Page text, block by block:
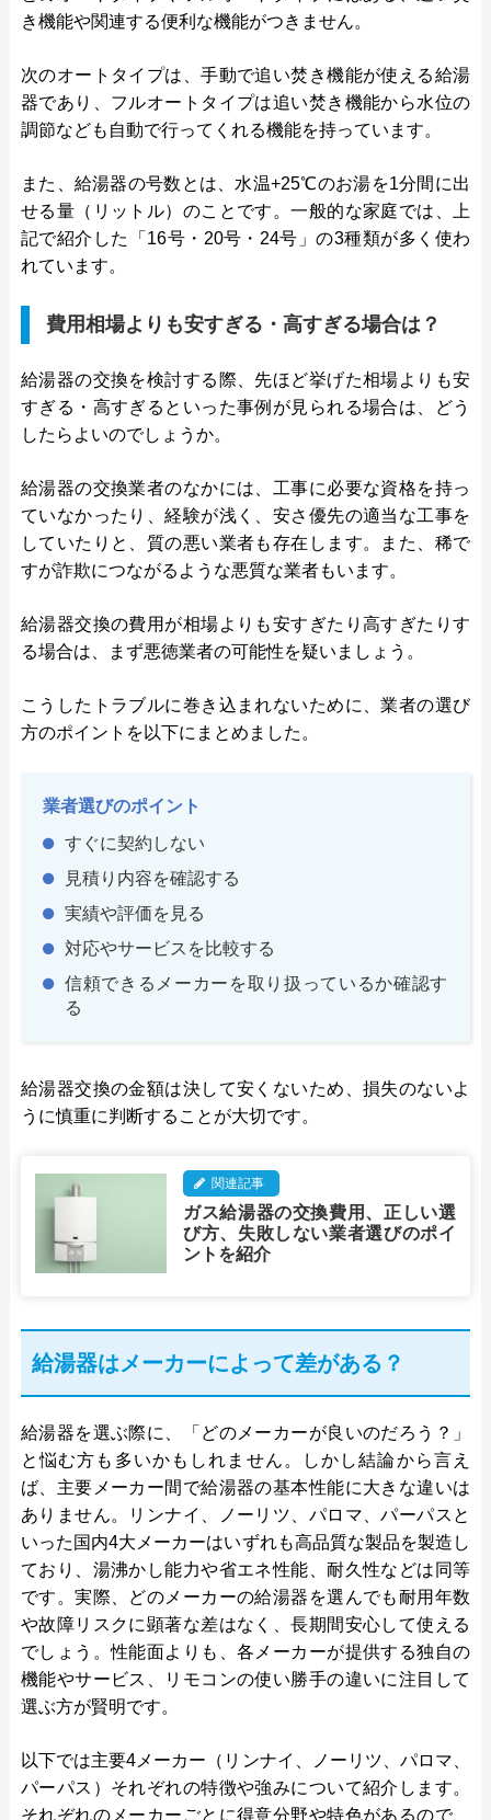
き機能や関連する便利な機能がつきません。
次のオートタイプは、手動で追い焚き機能が使える給湯
器であり、フルオートタイプは追い焚き機能から水位の
調節なども自動で行ってくれる機能を持っています。
また、給湯器の号数とは、水温+25℃のお湯を1分間に出
せる量（リットル）のことです。一般的な家庭では、上
記で紹介した「16号・20号・24号」の3種類が多く使わ
れています。
費用相場よりも安すぎる・高すぎる場合は？
給湯器の交換を検討する際、先ほど挙げた相場よりも安
すぎる・高すぎるといった事例が見られる場合は、どう
したらよいのでしょうか。
給湯器の交換業者のなかには、工事に必要な資格を持っ
ていなかったり、経験が浅く、安さ優先の適当な工事を
していたりと、質の悪い業者も存在します。また、稀で
すが詐欺につながるような悪質な業者もいます。
給湯器交換の費用が相場よりも安すぎたり高すぎたりす
る場合は、まず悪徳業者の可能性を疑いましょう。
こうしたトラブルに巻き込まれないために、業者の選び
方のポイントを以下にまとめました。
業者選びのポイント
すぐに契約しない
見積り内容を確認する
実績や評価を見る
対応やサービスを比較する
信頼できるメーカーを取り扱っているか確認す
る
給湯器交換の金額は決して安くないため、損失のないよ
うに慎重に判断することが大切です。
関連記事
ガス給湯器の交換費用、正しい選
び方、失敗しない業者選びのポイ
ントを紹介
給湯器はメーカーによって差がある？
給湯器を選ぶ際に、「どのメーカーが良いのだろう？」
と悩む方も多いかもしれません。しかし結論から言え
ば、主要メーカー間で給湯器の基本性能に大きな違いは
ありません。リンナイ、ノーリツ、パロマ、パーパスと
いった国内4大メーカーはいずれも高品質な製品を製造し
ており、湯沸かし能力や省エネ性能、耐久性などは同等
です。実際、どのメーカーの給湯器を選んでも耐用年数
や故障リスクに顕著な差はなく、長期間安心して使える
でしょう。性能面よりも、各メーカーが提供する独自の
機能やサービス、リモコンの使い勝手の違いに注目して
選ぶ方が賢明です。
以下では主要4メーカー（リンナイ、ノーリツ、パロマ、
パーパス）それぞれの特徴や強みについて紹介します。
それぞれのメーカーごとに得意分野や特色があるので、